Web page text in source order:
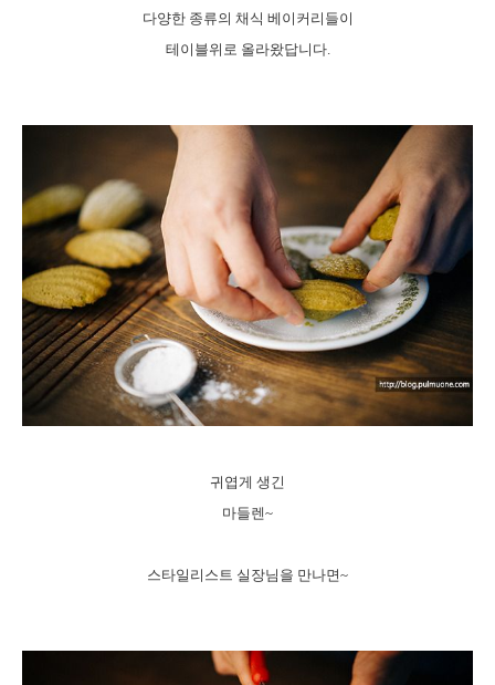
다양한 종류의 채식 베이커리들이
테이블위로 올라왔답니다.
귀엽게 생긴
마들렌~
스타일리스트 실장님을 만나면~